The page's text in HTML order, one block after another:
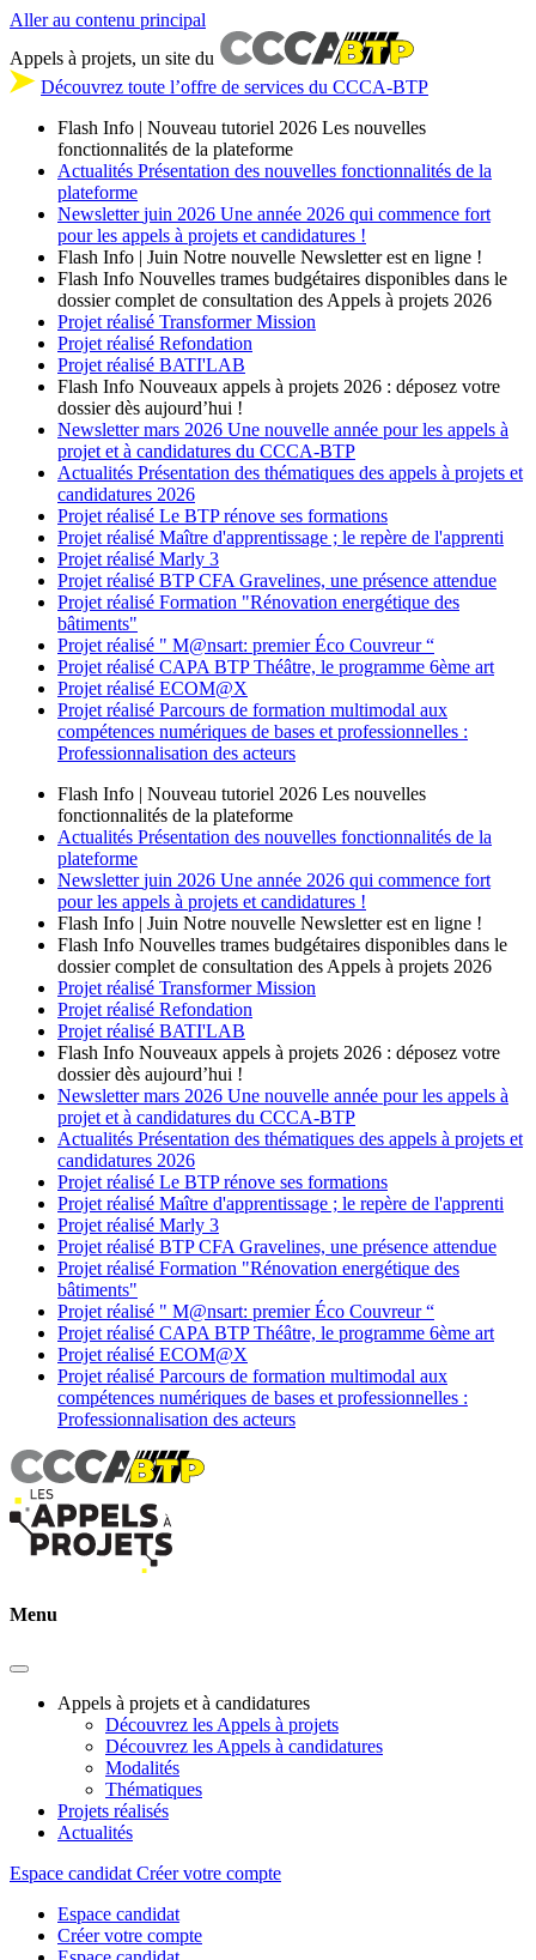
Aller au contenu principal
Appels à projets, un site du
Découvrez toute l’offre de services du CCCA-BTP
Flash Info | Nouveau tutoriel 2026 Les nouvelles
fonctionnalités de la plateforme
Actualités Présentation des nouvelles fonctionnalités de la
plateforme
Newsletter juin 2026 Une année 2026 qui commence fort
pour les appels à projets et candidatures !
Flash Info | Juin Notre nouvelle Newsletter est en ligne !
Flash Info Nouvelles trames budgétaires disponibles dans le
dossier complet de consultation des Appels à projets 2026
Projet réalisé Transformer Mission
Projet réalisé Refondation
Projet réalisé BATI'LAB
Flash Info Nouveaux appels à projets 2026 : déposez votre
dossier dès aujourd’hui !
Newsletter mars 2026 Une nouvelle année pour les appels à
projet et à candidatures du CCCA-BTP
Actualités Présentation des thématiques des appels à projets et
candidatures 2026
Projet réalisé Le BTP rénove ses formations
Projet réalisé Maître d'apprentissage ; le repère de l'apprenti
Projet réalisé Marly 3
Projet réalisé BTP CFA Gravelines, une présence attendue
Projet réalisé Formation "Rénovation energétique des
bâtiments"
Projet réalisé " M@nsart: premier Éco Couvreur “
Projet réalisé CAPA BTP Théâtre, le programme 6ème art
Projet réalisé ECOM@X
Projet réalisé Parcours de formation multimodal aux
compétences numériques de bases et professionnelles :
Professionnalisation des acteurs
Flash Info | Nouveau tutoriel 2026 Les nouvelles
fonctionnalités de la plateforme
Actualités Présentation des nouvelles fonctionnalités de la
plateforme
Newsletter juin 2026 Une année 2026 qui commence fort
pour les appels à projets et candidatures !
Flash Info | Juin Notre nouvelle Newsletter est en ligne !
Flash Info Nouvelles trames budgétaires disponibles dans le
dossier complet de consultation des Appels à projets 2026
Projet réalisé Transformer Mission
Projet réalisé Refondation
Projet réalisé BATI'LAB
Flash Info Nouveaux appels à projets 2026 : déposez votre
dossier dès aujourd’hui !
Newsletter mars 2026 Une nouvelle année pour les appels à
projet et à candidatures du CCCA-BTP
Actualités Présentation des thématiques des appels à projets et
candidatures 2026
Projet réalisé Le BTP rénove ses formations
Projet réalisé Maître d'apprentissage ; le repère de l'apprenti
Projet réalisé Marly 3
Projet réalisé BTP CFA Gravelines, une présence attendue
Projet réalisé Formation "Rénovation energétique des
bâtiments"
Projet réalisé " M@nsart: premier Éco Couvreur “
Projet réalisé CAPA BTP Théâtre, le programme 6ème art
Projet réalisé ECOM@X
Projet réalisé Parcours de formation multimodal aux
compétences numériques de bases et professionnelles :
Professionnalisation des acteurs
Menu
Appels à projets et à candidatures
Découvrez les Appels à projets
Découvrez les Appels à candidatures
Modalités
Thématiques
Projets réalisés
Actualités
Espace candidat Créer votre compte
Espace candidat
Créer votre compte